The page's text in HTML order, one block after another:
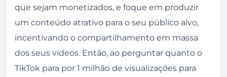
que sejam monetizados, e foque em produzir
um conteúdo atrativo para o seu público alvo,
incentivando o compartilhamento em massa
dos seus vídeos. Então, ao perguntar quanto o
TikTok para por 1 milhão de visualizações para